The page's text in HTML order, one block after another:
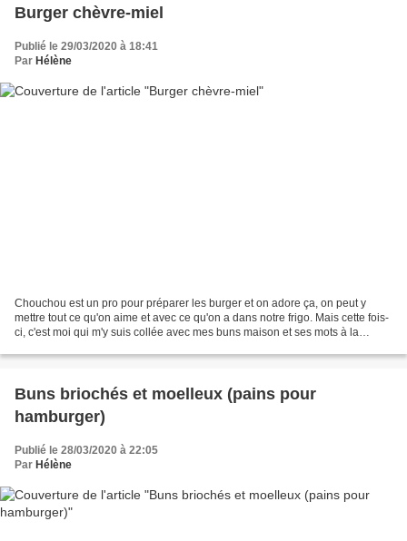
Burger chèvre-miel
Publié le 29/03/2020 à 18:41
Par Hélène
Chouchou est un pro pour préparer les burger et on adore ça, on peut y
mettre tout ce qu'on aime et avec ce qu'on a dans notre frigo. Mais cette fois-
ci, c'est moi qui m'y suis collée avec mes buns maison et ses mots à la
Buns briochés et moelleux (pains pour
hamburger)
Publié le 28/03/2020 à 22:05
Par Hélène